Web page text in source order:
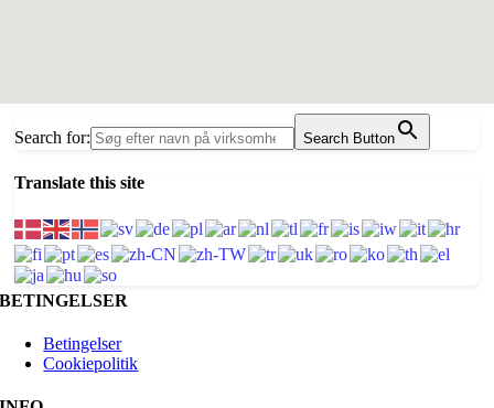
Search for: Search Button
Translate this site
BETINGELSER
Betingelser
Cookiepolitik